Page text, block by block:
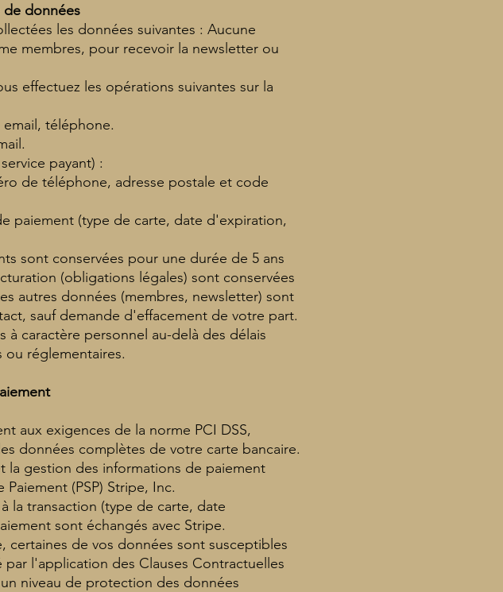
données
les données suivantes : Aucune
membres, pour recevoir la newsletter ou
effectuez les opérations suivantes sur la
téléphone.
payant) :
de téléphone, adresse postale et code
paiement (type de carte, date d'expiration,
sont conservées pour une durée de 5 ans
(obligations légales) sont conservées
autres données (membres, newsletter) sont
sauf demande d'effacement de votre part.
caractère personnel au-delà des délais
ou réglementaires.
aux exigences de la norme PCI DSS,
données complètes de votre carte bancaire.
la gestion des informations de paiement
(PSP) Stripe, Inc.
la transaction (type de carte, date
sont échangés avec Stripe.
certaines de vos données sont susceptibles
l'application des Clauses Contractuelles
niveau de protection des données